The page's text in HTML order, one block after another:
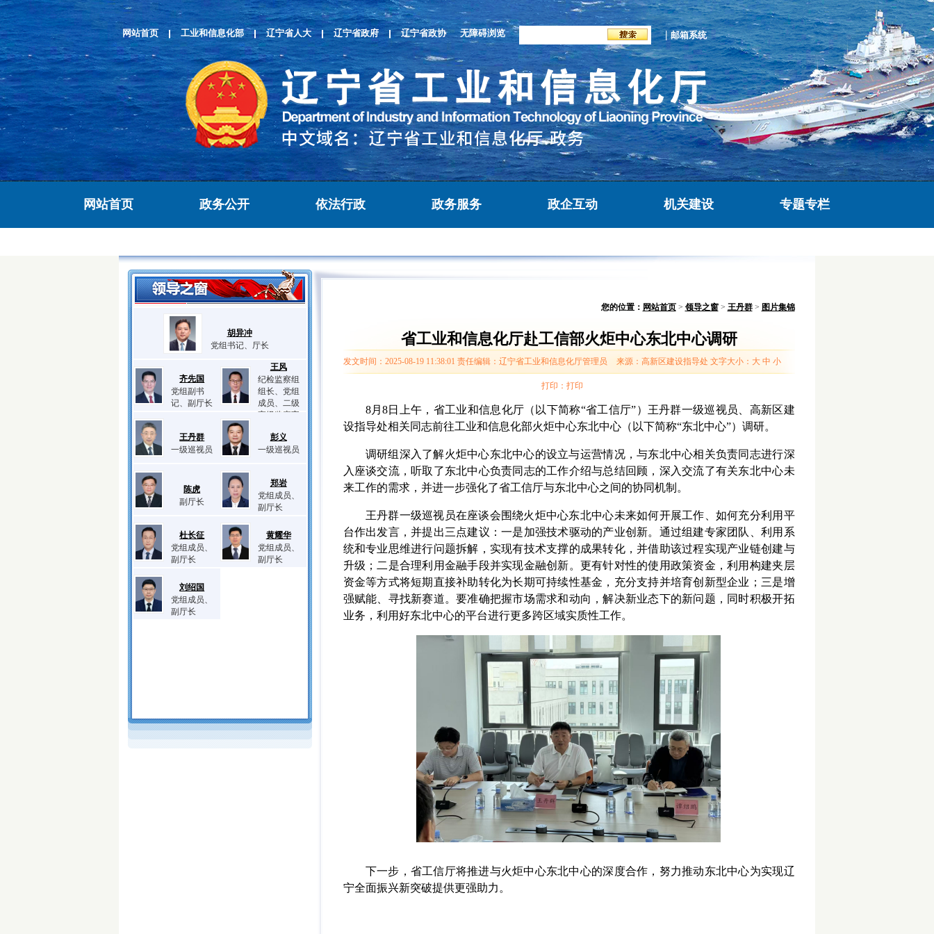
网站首页 工业和信息化部 辽宁省人大 辽宁省政府 辽宁省政协 无障碍浏览 | 邮箱系统
网站首页 政务公开 依法行政 政务服务 政企互动 机关建设 专题专栏
胡异冲
党组书记、厅长
齐先国
党组副书
记、副厅长
王风
纪检监察组
组长、党组
成员、二级
高级监察官
王丹群
一级巡视员
彭义
一级巡视员
陈虎
副厅长
郑岩
党组成员、
副厅长
杜长征
党组成员、
副厅长
黄耀华
党组成员、
副厅长
刘绍国
党组成员、
副厅长
您的位置： 网站首页> 领导之窗> 王丹群> 图片集锦
省工业和信息化厅赴工信部火炬中心东北中心调研
发文时间：2025-08-19 11:38:01 责任编辑：辽宁省工业和信息化厅管理员 来源：高新区建设指导处 文字大小： 大 中 小
打印： 打印
8月8日上午，省工业和信息化厅（以下简称“省工信厅”）王丹群一级巡视员、高新区建
设指导处相关同志前往工业和信息化部火炬中心东北中心（以下简称“东北中心”）调研。
调研组深入了解火炬中心东北中心的设立与运营情况，与东北中心相关负责同志进行深
入座谈交流，听取了东北中心负责同志的工作介绍与总结回顾，深入交流了有关东北中心未
来工作的需求，并进一步强化了省工信厅与东北中心之间的协同机制。
王丹群一级巡视员在座谈会围绕火炬中心东北中心未来如何开展工作、如何充分利用平
台作出发言，并提出三点建议：一是加强技术驱动的产业创新。通过组建专家团队、利用系
统和专业思维进行问题拆解，实现有技术支撑的成果转化，并借助该过程实现产业链创建与
升级；二是合理利用金融手段并实现金融创新。更有针对性的使用政策资金，利用构建夹层
资金等方式将短期直接补助转化为长期可持续性基金，充分支持并培育创新型企业；三是增
强赋能、寻找新赛道。要准确把握市场需求和动向，解决新业态下的新问题，同时积极开拓
业务，利用好东北中心的平台进行更多跨区域实质性工作。
下一步，省工信厅将推进与火炬中心东北中心的深度合作，努力推动东北中心为实现辽
宁全面振兴新突破提供更强助力。